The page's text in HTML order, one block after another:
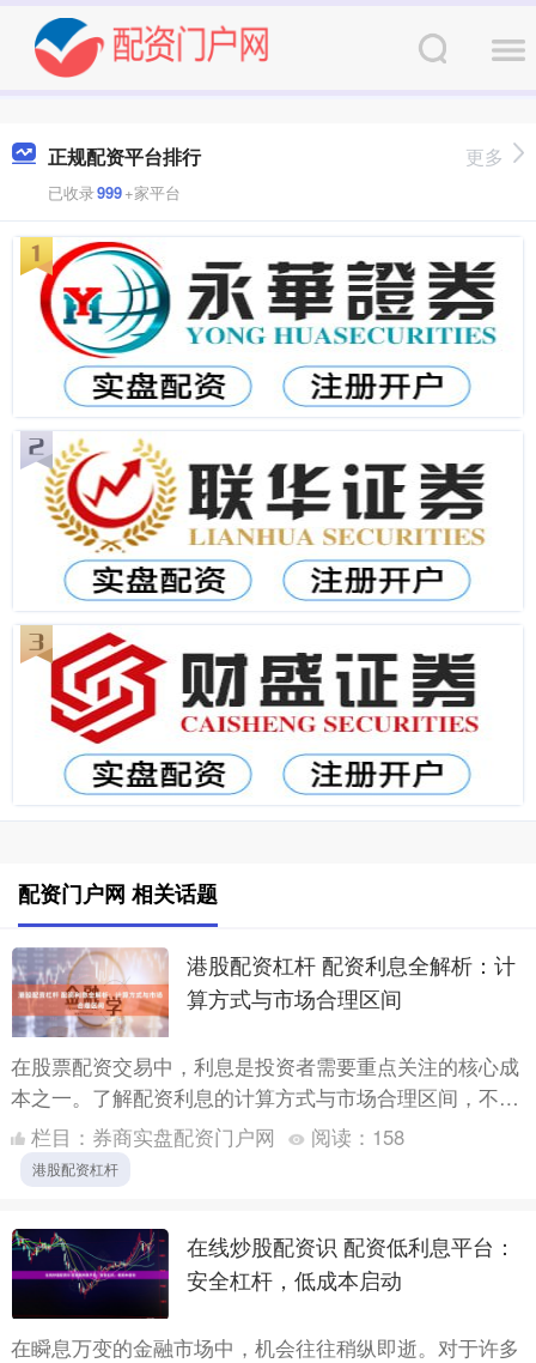
正规配资平台排行
已收录999+家平台
更多
配资门户网 相关话题
港股配资杠杆 配资利息全解析：计
算方式与市场合理区间
在股票配资交易中，利息是投资者需要重点关注的核心成
本之一。了解配资利息的计算方式与市场合理区间，不仅
能帮助投资者精准控制交易成本，还能有效规避潜在风
险，做出更理....
栏目： 券商实盘配资门户网 阅读： 158
港股配资杠杆
在线炒股配资识 配资低利息平台：
安全杠杆，低成本启动
在瞬息万变的金融市场中，机会往往稍纵即逝。对于许多